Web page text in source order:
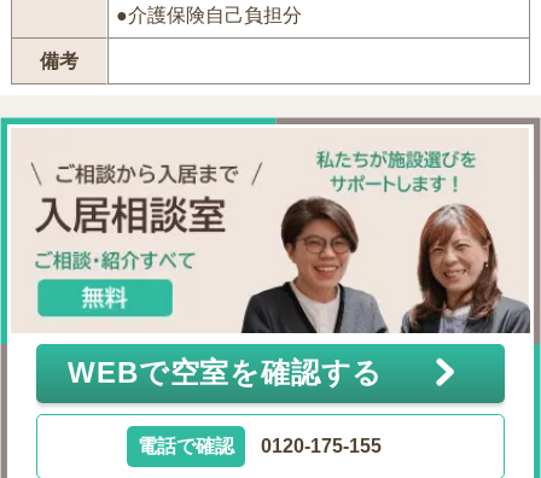
●介護保険自己負担分
備考
WEBで空室を確認する
電話で確認 0120-175-155